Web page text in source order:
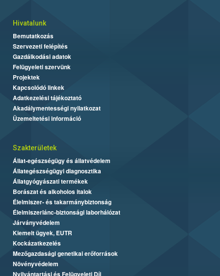
Hivatalunk
Bemutatkozás
Szervezeti felépítés
Gazdálkodási adatok
Felügyeleti szervünk
Projektek
Kapcsolódó linkek
Adatkezelési tájékoztató
Akadálymentességi nyilatkozat
Üzemeltetési információ
Szakterületek
Állat-egészségügy és állatvédelem
Állategészségügyi diagnosztika
Állatgyógyászati termékek
Borászat és alkoholos italok
Élelmiszer- és takarmánybiztonság
Élelmiszerlánc-biztonsági laborhálózat
Járványvédelem
Kiemelt ügyek, EUTR
Kockázatkezelés
Mezőgazdasági genetikai erőforrások
Növényvédelem
Nyilvántartási és Felügyeleti Díj